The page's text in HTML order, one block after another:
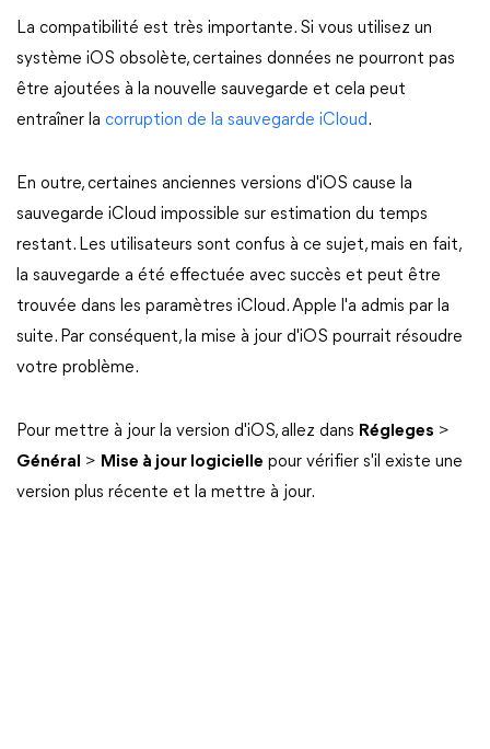
La compatibilité est très importante. Si vous utilisez un
système iOS obsolète, certaines données ne pourront pas
être ajoutées à la nouvelle sauvegarde et cela peut
entraîner la corruption de la sauvegarde iCloud.
En outre, certaines anciennes versions d'iOS cause la
sauvegarde iCloud impossible sur estimation du temps
restant. Les utilisateurs sont confus à ce sujet, mais en fait,
la sauvegarde a été effectuée avec succès et peut être
trouvée dans les paramètres iCloud. Apple l'a admis par la
suite. Par conséquent, la mise à jour d'iOS pourrait résoudre
votre problème.
Pour mettre à jour la version d'iOS, allez dans Régleges >
Général
> Mise à jour logicielle pour vérifier s'il existe une
version plus récente et la mettre à jour.